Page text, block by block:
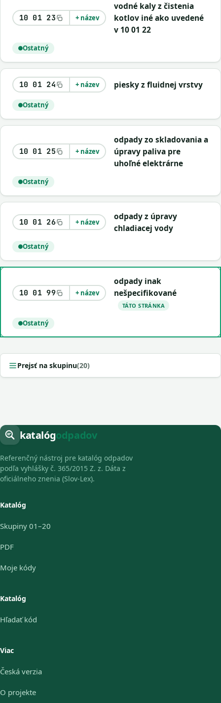
10 01 23 + název
vodné kaly z čistenia
kotlov iné ako uvedené
v 10 01 22
Ostatný
10 01 24 + název piesky z fluidnej vrstvy
Ostatný
10 01 25 + název
odpady zo skladovania a
úpravy paliva pre
uhoľné elektrárne
Ostatný
10 01 26 + název
odpady z úpravy
chladiacej vody
Ostatný
10 01 99 + název
odpady inak
nešpecifikované
TÁTO STRÁNKA
Ostatný
Prejsť na skupinu(20)
katalógodpadov
Referenčný nástroj pre katalóg odpadov
podľa vyhlášky č. 365/2015 Z. z. Dáta z
oficiálneho znenia (Slov-Lex).
Katalóg
Skupiny 01–20
PDF
Moje kódy
Katalóg
Hľadať kód
Viac
Česká verzia
O projekte